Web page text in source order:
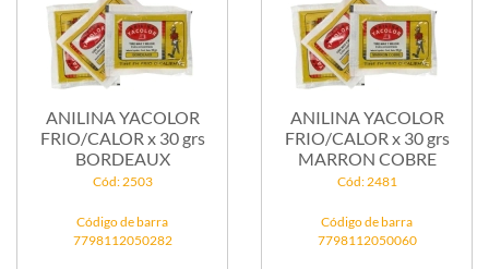
ANILINA YACOLOR
FRIO/CALOR x 30 grs
BORDEAUX
Cód: 2503
Código de barra
7798112050282
ANILINA YACOLOR
FRIO/CALOR x 30 grs
MARRON COBRE
Cód: 2481
Código de barra
7798112050060